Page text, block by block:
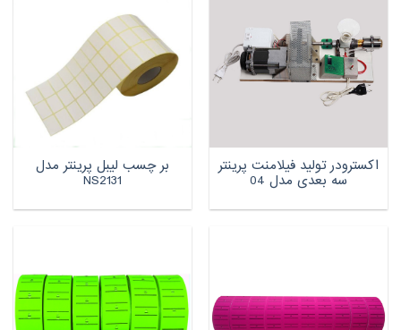
اکسترودر تولید فیلامنت پرینتر
سه بعدی مدل 04
بر چسب لیبل پرینتر مدل
NS2131